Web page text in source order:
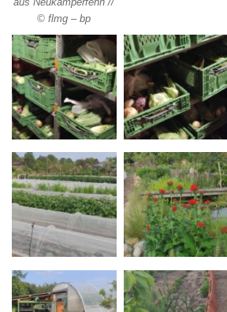
© flmg – bp